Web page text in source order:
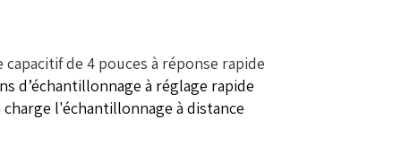
de 4 pouces à réponse rapide
d’échantillonnage à réglage rapide
charge l'échantillonnage à distance